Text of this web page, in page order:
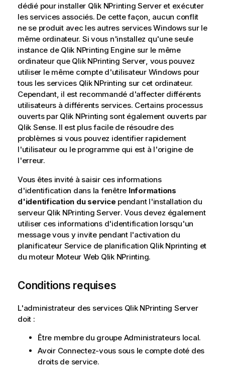
dédié pour installer Qlik NPrinting Serveret exécuter
les services associés. De cette façon, aucun conflit
ne se produit avec les autres servicesWindowssur le
même ordinateur. Si vous n'installez qu'une seule
instance de Qlik NPrinting Enginesur le même
ordinateur que Qlik NPrinting Server , vous pouvez
utiliser le même compte d'utilisateur Windowspour
tous les services Qlik NPrinting sur cet ordinateur.
Cependant, il est recommandé d'affecter différents
utilisateurs à différents services. Certains processus
ouverts par Qlik NPrinting sont également ouverts par
Qlik Sense. Il est plus facile de résoudre des
problèmes si vous pouvez identifier rapidement
l'utilisateur ou le programme qui est à l'origine de
l'erreur.
Vous êtes invité à saisir ces informations
d'identification dans la fenêtre Informations
d'identification du service pendant l'installation du
serveur Qlik NPrinting Server. Vous devez également
utiliser ces informations d'identification lorsqu'un
message vous y invite pendant l'activation du
planificateur Service de planification Qlik Nprinting et
du moteur Moteur Web Qlik NPrinting.
Conditions requises
L'administrateur des services Qlik NPrinting Server
doit :
Être membre du groupe Administrateurs local.
Avoir Connectez-vous sous le compte doté des
droits de service.